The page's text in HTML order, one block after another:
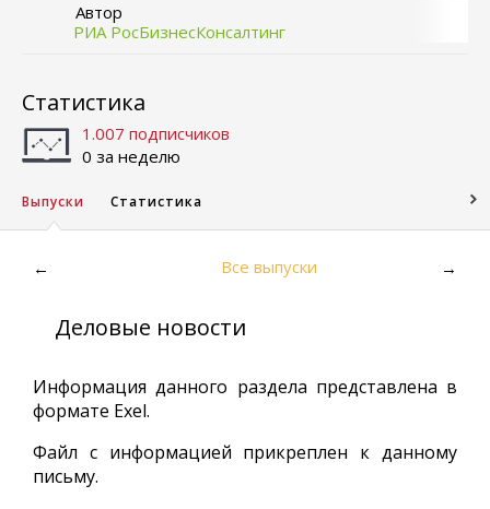
Автор
РИА РосБизнесКонсалтинг
Статистика
1.007 подписчиков
0 за неделю
Выпуски Статистика
← Все выпуски →
Деловые новости
Информация данного раздела представлена в
формате Exel.
Файл с информацией прикреплен к данному
письму.